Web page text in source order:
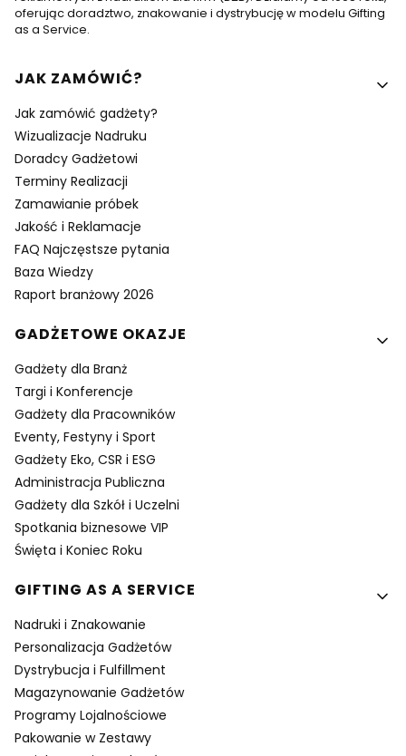
oferując doradztwo, znakowanie i dystrybucję w modelu Gifting
as a Service.
Linki w stopce
JAK ZAMÓWIĆ?
Jak zamówić gadżety?
Wizualizacje Nadruku
Doradcy Gadżetowi
Terminy Realizacji
Zamawianie próbek
Jakość i Reklamacje
FAQ Najczęstsze pytania
Baza Wiedzy
Raport branżowy 2026
GADŻETOWE OKAZJE
Gadżety dla Branż
Targi i Konferencje
Gadżety dla Pracowników
Eventy, Festyny i Sport
Gadżety Eko, CSR i ESG
Administracja Publiczna
Gadżety dla Szkół i Uczelni
Spotkania biznesowe VIP
Święta i Koniec Roku
GIFTING AS A SERVICE
Nadruki i Znakowanie
Personalizacja Gadżetów
Dystrybucja i Fulfillment
Magazynowanie Gadżetów
Programy Lojalnościowe
Pakowanie w Zestawy